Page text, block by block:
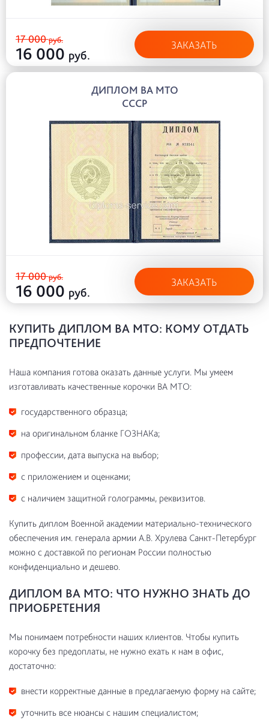
17 000руб.
16 000 руб.
ЗАКАЗАТЬ
ДИПЛОМ ВА МТО
СССР
17 000руб.
16 000 руб.
ЗАКАЗАТЬ
КУПИТЬ ДИПЛОМ ВА МТО: КОМУ ОТДАТЬ
ПРЕДПОЧТЕНИЕ
Наша компания готова оказать данные услуги. Мы умеем
изготавливать качественные корочки ВА МТО:
государственного образца;
на оригинальном бланке ГОЗНАКа;
профессии, дата выпуска на выбор;
с приложением и оценками;
с наличием защитной голограммы, реквизитов.
Купить диплом Военной академии материально-технического
обеспечения им. генерала армии А.В. Хрулева Санкт-Петербург
можно с доставкой по регионам России полностью
конфиденциально и дешево.
ДИПЛОМ ВА МТО: ЧТО НУЖНО ЗНАТЬ ДО
ПРИОБРЕТЕНИЯ
Мы понимаем потребности наших клиентов. Чтобы купить
корочку без предоплаты, не нужно ехать к нам в офис,
достаточно:
внести корректные данные в предлагаемую форму на сайте;
уточнить все нюансы с нашим специалистом;